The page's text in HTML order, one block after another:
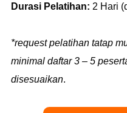
Durasi Pelatihan: 2 Hari
*request pelatihan tatap
minimal daftar 3 – 5
disesuaikan.